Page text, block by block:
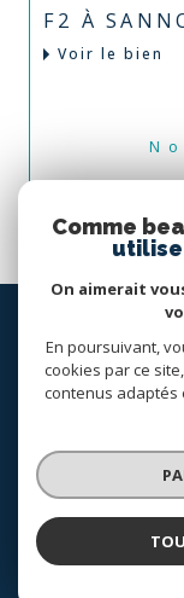
F2 À
Voir le bien
© 2026 | TOUS
NOS HONORAIRES
Comme
On aimerait
En poursuivant,
cookies par ce
contenus adaptés